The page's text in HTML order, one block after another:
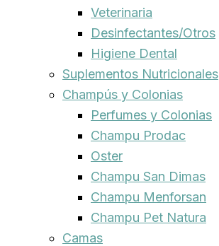
Veterinaria
Desinfectantes/Otros
Higiene Dental
Suplementos Nutricionales
Champús y Colonias
Perfumes y Colonias
Champu Prodac
Oster
Champu San Dimas
Champu Menforsan
Champu Pet Natura
Camas